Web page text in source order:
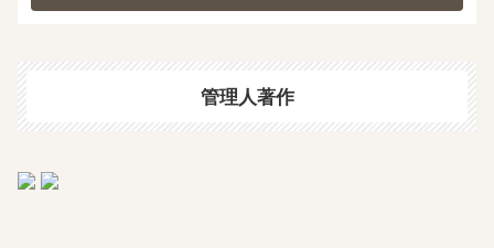
管理人著作